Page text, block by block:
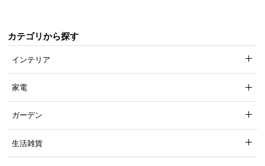
カテゴリから探す
インテリア
家電
ガーデン
生活雑貨